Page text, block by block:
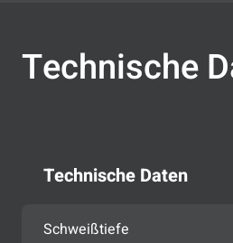
Technische
Technische Daten
Schweißtiefe